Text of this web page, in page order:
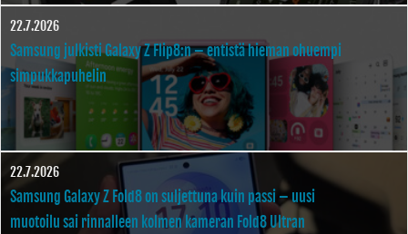
22.7.2026
Samsung julkisti Galaxy Z Flip8:n – entistä hieman ohuempi
simpukkapuhelin
22.7.2026
Samsung Galaxy Z Fold8 on suljettuna kuin passi – uusi
muotoilu sai rinnalleen kolmen kameran Fold8 Ultran